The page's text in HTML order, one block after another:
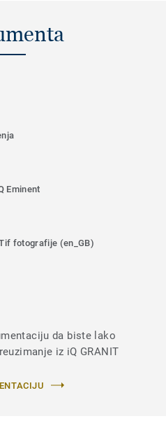
Eminent
fotografije (en_GB)
da biste lako
iz iQ GRANIT